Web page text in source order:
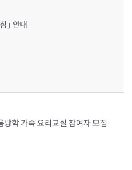
」 안내
방학 가족 요리교실 참여자 모집